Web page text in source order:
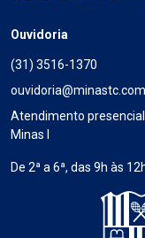
Ouvidoria
(31) 3516-1370
Atendimento
Minas I
De 2ª a 6ª, das 9h às